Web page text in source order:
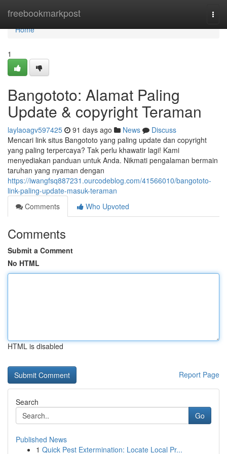
freebookmarkpost
Home
Home
1
Bangototo: Alamat Paling
Update & copyright Teraman
laylaoagv597425 91 days ago News
Discuss
Mencari link situs Bangototo yang paling update dan copyright
yang paling terpercaya? Tak perlu khawatir lagi! Kami
menyediakan panduan untuk Anda. Nikmati pengalaman bermain
taruhan yang nyaman dengan
https://iwangfsq887231.ourcodeblog.com/41566010/bangototo-
link-paling-update-masuk-teraman
Comments
Who Upvoted
Comments
Submit a Comment
No HTML
HTML is disabled
Report Page
Search
Go
Published News
1 Quick Pest Extermination: Locate Local Pr...